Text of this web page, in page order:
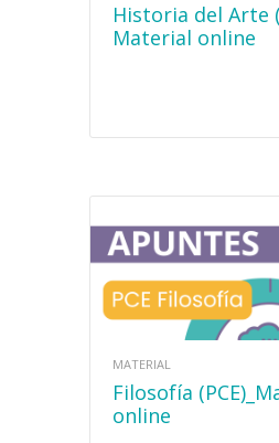
Historia del Arte (PCE)
Material online
MATERIAL
Filosofía (PCE)_Material
online